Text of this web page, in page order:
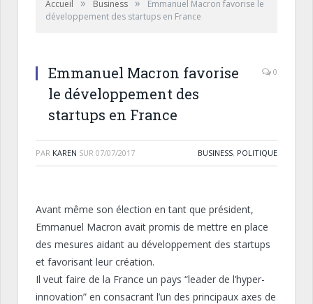
Accueil Business
Emmanuel Macron favorise le
développement des startups en France
Emmanuel Macron favorise
le développement des
startups en France
0
PAR KAREN SUR 07/07/2017 BUSINESS, POLITIQUE
Avant même son élection en tant que président,
Emmanuel Macron avait promis de mettre en place
des mesures aidant au développement des startups
et favorisant leur création.
Il veut faire de la France un pays “leader de l’hyper-
innovation” en consacrant l’un des principaux axes de